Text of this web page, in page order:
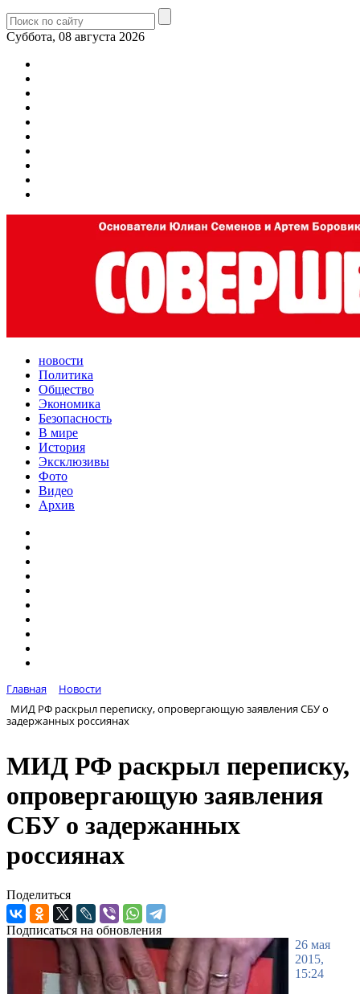
Суббота, 08 августа 2026
новости
Политика
Общество
Экономика
Безопасность
В мире
История
Эксклюзивы
Фото
Видео
Архив
Главная
Новости
МИД РФ раскрыл переписку, опровергающую заявления СБУ о
задержанных россиянах
МИД РФ раскрыл переписку,
опровергающую заявления
СБУ о задержанных
россиянах
Поделиться
Подписаться на обновления
26 мая
2015,
15:24